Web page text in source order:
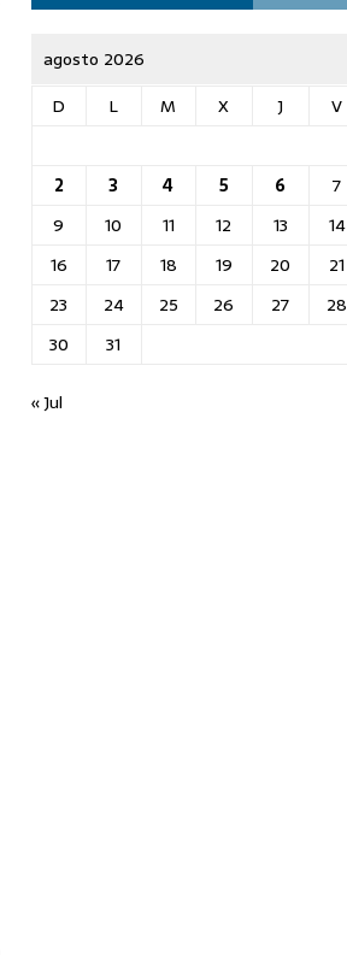
agosto 2026
D
L M X J V
2
3 4 5 6 7
9
10 11 12 13 14
16
17 18 19 20 21
23
24 25 26 27 28
30
31
« Jul